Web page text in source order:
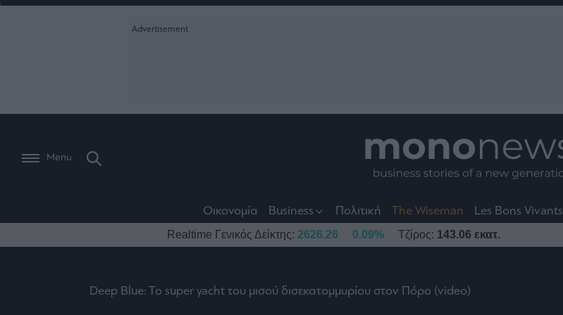
Menu
Οικονομία Business Πολιτική The Wiseman Les Bons Vivants
Ναυτιλία
Room
My
Story
θετικά
Design
The
Value
Branded Content
Mononews100
Realtime Γενικός Δείκτης: 2626.26 0.09% Τζίρος: 143.06 εκατ.
Deep Blue: To super yacht του μισού δισεκατομμυρίου στον Πόρο (video)